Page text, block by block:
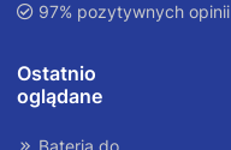
97% pozytywnych opinii
Ostatnio
oglądane